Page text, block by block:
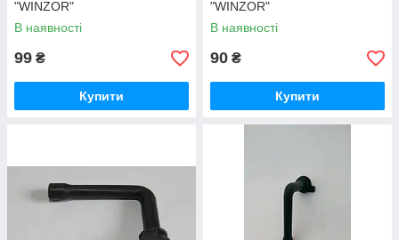
"WINZOR"
В наявності
99 ₴
Купити
"WINZOR"
В наявності
90 ₴
Купити